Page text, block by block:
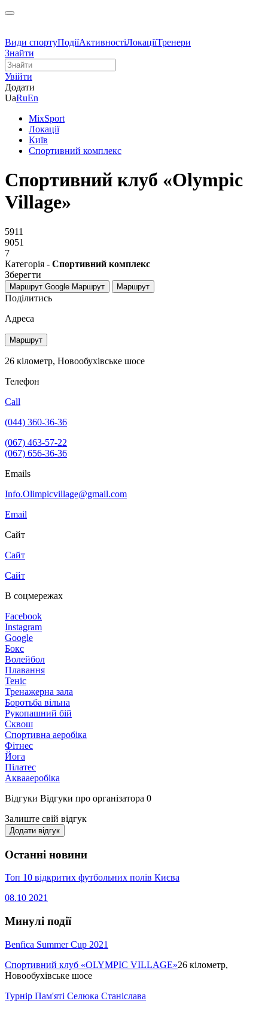
Види спортуПодіїАктивностіЛокаціїТренери
Знайти
Увійти
Додати
UaRuEn
MixSport
Локації
Київ
Спортивний комплекс
Спортивний клуб «Olympic
Village»
5911
9051
7
Категорія - Спортивний комплекс
Зберегти
Маршрут Google Маршрут Маршрут
Поділитись
Адреса
Маршрут
26 кілометр, Новообухівське шосе
Телефон
Call
(044) 360-36-36
(067) 463-57-22
(067) 656-36-36
Emails
Info.Olimpicvillage@gmail.com
Email
Сайт
Сайт
Сайт
В соцмережах
Facebook
Instagram
Google
Бокс
Волейбол
Плавання
Теніс
Тренажерна зала
Боротьба вільна
Рукопашний бій
Сквош
Спортивна аеробіка
Фітнес
Йога
Пілатес
Аквааеробіка
Відгуки Відгуки про організатора 0
Залиште свій відгук
Додати відгук
Останні новини
Топ 10 відкритих футбольних полів Києва
08.10 2021
Минулі події
Benfica Summer Cup 2021
Спортивний клуб «OLYMPIC VILLAGE»26 кілометр,
Новообухівське шосе
Турнір Пам'яті Селюка Станіслава